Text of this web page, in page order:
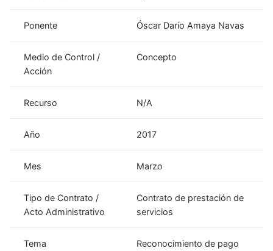
Ponente Óscar Darío Amaya Navas
Medio de Control /
Acción
Concepto
Recurso N/A
Año 2017
Mes Marzo
Tipo de Contrato /
Acto Administrativo
Contrato de prestación de
servicios
Tema
Reconocimiento de pago